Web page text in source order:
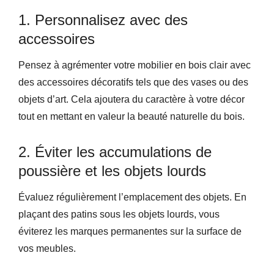
1. Personnalisez avec des
accessoires
Pensez à agrémenter votre mobilier en bois clair avec
des accessoires décoratifs tels que des vases ou des
objets d’art. Cela ajoutera du caractère à votre décor
tout en mettant en valeur la beauté naturelle du bois.
2. Éviter les accumulations de
poussière et les objets lourds
Évaluez régulièrement l’emplacement des objets. En
plaçant des patins sous les objets lourds, vous
éviterez les marques permanentes sur la surface de
vos meubles.